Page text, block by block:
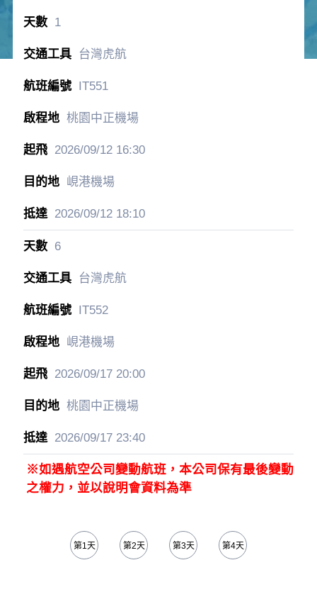
1
台灣虎航
IT551
桃園中正機場
2026/09/1216:30
峴港機場
2026/09/1218:10
6
台灣虎航
IT552
峴港機場
2026/09/1720:00
桃園中正機場
2026/09/1723:40
※如遇航空公司變動航班，本公司保有最後變動
之權力，並以說明會資料為準
第1天 第2天 第3天 第4天